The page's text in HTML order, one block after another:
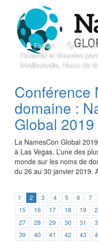
Florian 12
l'Internet et données
Intellectuelle, Noms de
Conférence
domaine :
Global 2019
La NamesCon Global
à Las Vegas. L’une des
monde sur les noms de
du 26 au 30 janvier 2019.
1 2 3 4 5 6 7
15
16 17 18 19
27
28 29 30 31
39
40 41 42 43